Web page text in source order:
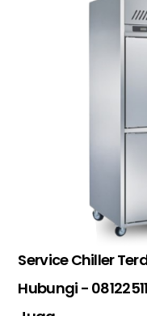
Service Chiller
Hubungi -